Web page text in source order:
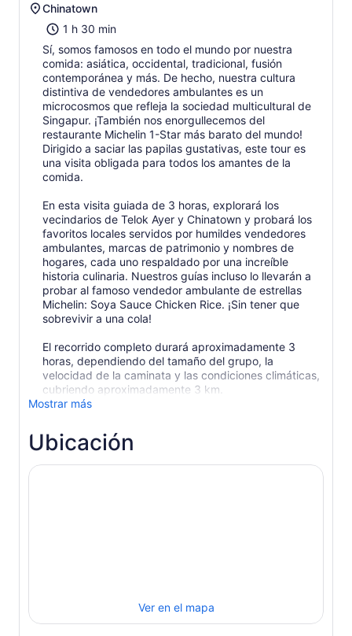
Chinatown
1 h 30 min
Sí, somos famosos en todo el mundo por nuestra
comida: asiática, occidental, tradicional, fusión
contemporánea y más. De hecho, nuestra cultura
distintiva de vendedores ambulantes es un
microcosmos que refleja la sociedad multicultural de
Singapur. ¡También nos enorgullecemos del
restaurante Michelin 1-Star más barato del mundo!
Dirigido a saciar las papilas gustativas, este tour es
una visita obligada para todos los amantes de la
comida.
En esta visita guiada de 3 horas, explorará los
vecindarios de Telok Ayer y Chinatown y probará los
favoritos locales servidos por humildes vendedores
ambulantes, marcas de patrimonio y nombres de
hogares, cada uno respaldado por una increíble
historia culinaria. Nuestros guías incluso lo llevarán a
probar al famoso vendedor ambulante de estrellas
Michelin: Soya Sauce Chicken Rice. ¡Sin tener que
sobrevivir a una cola!
El recorrido completo durará aproximadamente 3
horas, dependiendo del tamaño del grupo, la
velocidad de la caminata y las condiciones climáticas,
cubriendo aproximadamente 3 km.
Mostrar más
Ubicación
Ver en el mapa